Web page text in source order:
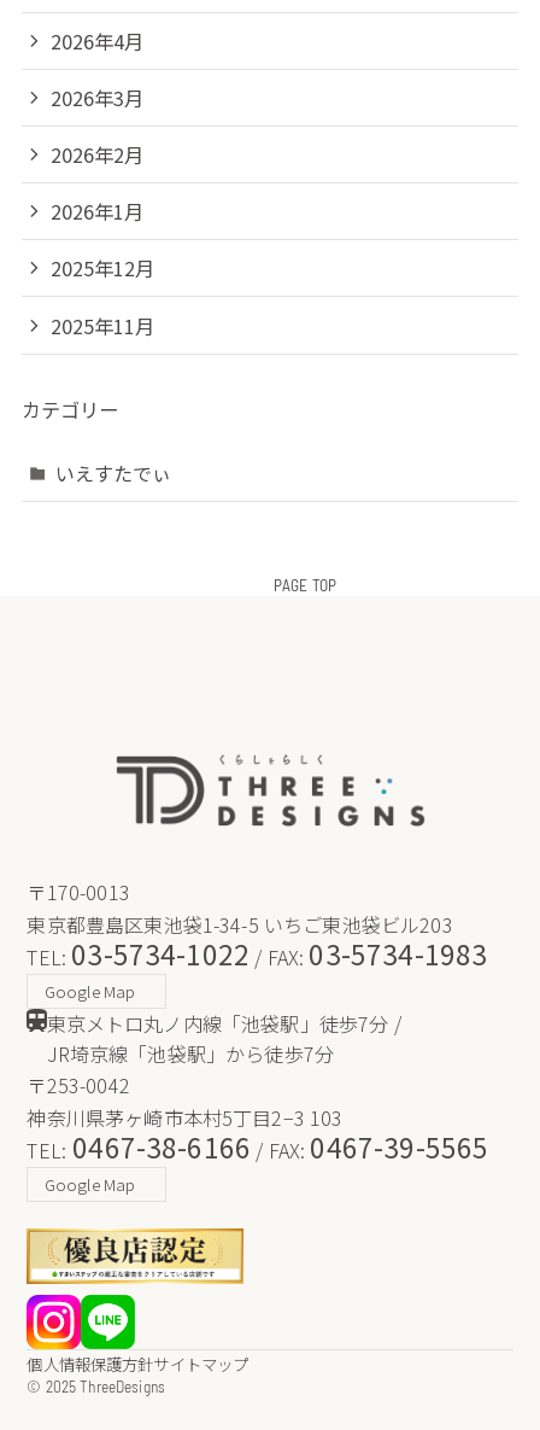
2026年4月
2026年3月
2026年2月
2026年1月
2025年12月
2025年11月
カテゴリー
いえすたでぃ
〒170-0013
東京都豊島区東池袋1-34-5 いちご東池袋ビル203
TEL: 03-5734-1022 / FAX: 03-5734-1983
Google Map
東京メトロ丸ノ内線「池袋駅」徒歩7分 /
JR埼京線「池袋駅」から徒歩7分
〒253-0042
神奈川県茅ヶ崎市本村5丁目2−3 103
TEL: 0467-38-6166 / FAX: 0467-39-5565
Google Map
個人情報保護方針サイトマップ
© 2025 ThreeDesigns
PAGE TOP